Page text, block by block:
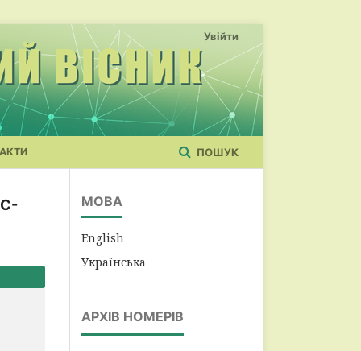
ПОШУК
Увійти
МОВА
English
Українська
АРХІВ НОМЕРІВ